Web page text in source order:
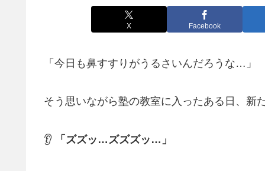
X Facebook
「今日も鼻すすりがうるさいんだろうな…」
そう思いながら塾の教室に入ったある日、新
👂 「ズズッ…ズズズッ…」